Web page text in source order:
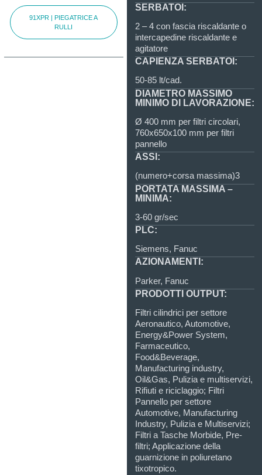
91XPR | PIEGATRICE A
RULLI
SERBATOI:
2 – 4 con fascia riscaldante o
intercapedine riscaldante e
agitatore
CAPIENZA SERBATOI:
50-85 lt/cad.
DIAMETRO MASSIMO
MINIMO DI LAVORAZIONE:
Ø 400 mm per filtri circolari,
760x650x100 mm per filtri
pannello
ASSI:
(numero+corsa massima)3
PORTATA MASSIMA –
MINIMA:
3-60 gr/sec
PLC:
Siemens, Fanuc
AZIONAMENTI:
Parker, Fanuc
PRODOTTI OUTPUT:
Filtri cilindrici per settore
Aeronautico, Automotive,
Energy&Power System,
Farmaceutico,
Food&Beverage,
Manufacturing industry,
Oil&Gas, Pulizia e multiservizi,
Rifiuti e riciclaggio; Filtri
Pannello per settore
Automotive, Manufacturing
Industry, Pulizia e Multiservizi;
Filtri a Tasche Morbide, Pre-
filtri; Applicazione della
guarnizione in poliuretano
tixotropico.